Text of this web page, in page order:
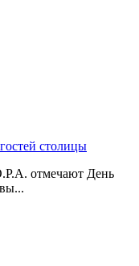
столицы
отмечают День